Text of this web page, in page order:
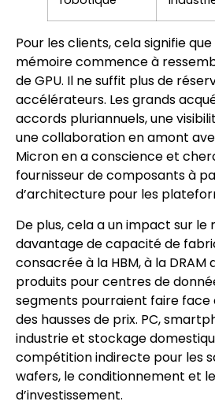
Pour les clients, cela signifie
mémoire commence à
de GPU. Il ne suffit plus de
accélérateurs. Les grands
accords pluriannuels, une
une collaboration en amont
Micron en a conscience et
fournisseur de composants à
d’architecture pour les
De plus, cela a un impact sur le
davantage de capacité de
consacrée à la HBM, à la DRAM
produits pour centres de
segments pourraient faire face
des hausses de prix. PC,
industrie et stockage
compétition indirecte pour les
wafers, le conditionnement et
d’investissement.